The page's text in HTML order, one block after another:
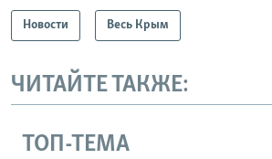
Новости Весь Крым
ЧИТАЙТЕ ТАКЖЕ:
ТОП-ТЕМА